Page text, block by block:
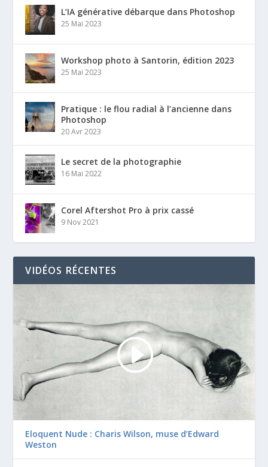
L’IA générative débarque dans Photoshop
25 Mai 2023
Workshop photo à Santorin, édition 2023
25 Mai 2023
Pratique : le flou radial à l’ancienne dans
Photoshop
20 Avr 2023
Le secret de la photographie
16 Mai 2022
Corel Aftershot Pro à prix cassé
9 Nov 2021
VIDÉOS RÉCENTES
Eloquent Nude : Charis Wilson, muse d’Edward
Weston